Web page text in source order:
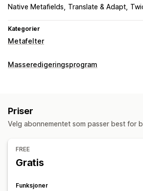
Native Metafields
Translate & Adapt
Kategorier
Metafelter
Metafelttyper
Vurderinger
Masseimport og -eksport
Redigeringsprogram for metafelter
Masseredigeringsprogram
Priser
Velg abonnementet som passer best for
FREE
Gratis
Funksjoner